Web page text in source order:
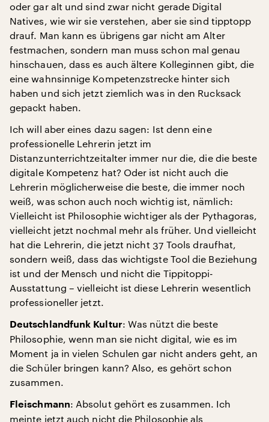
oder gar alt und sind zwar nicht gerade Digital
Natives, wie wir sie verstehen, aber sie sind tipptopp
drauf. Man kann es übrigens gar nicht am Alter
festmachen, sondern man muss schon mal genau
hinschauen, dass es auch ältere Kolleginnen gibt, die
eine wahnsinnige Kompetenzstrecke hinter sich
haben und sich jetzt ziemlich was in den Rucksack
gepackt haben.
Ich will aber eines dazu sagen: Ist denn eine
professionelle Lehrerin jetzt im
Distanzunterrichtzeitalter immer nur die, die die beste
digitale Kompetenz hat? Oder ist nicht auch die
Lehrerin möglicherweise die beste, die immer noch
weiß, was schon auch noch wichtig ist, nämlich:
Vielleicht ist Philosophie wichtiger als der Pythagoras,
vielleicht jetzt nochmal mehr als früher. Und vielleicht
hat die Lehrerin, die jetzt nicht 37 Tools draufhat,
sondern weiß, dass das wichtigste Tool die Beziehung
ist und der Mensch und nicht die Tippitoppi-
Ausstattung – vielleicht ist diese Lehrerin wesentlich
professioneller jetzt.
Deutschlandfunk Kultur: Was nützt die beste
Philosophie, wenn man sie nicht digital, wie es im
Moment ja in vielen Schulen gar nicht anders geht, an
die Schüler bringen kann? Also, es gehört schon
zusammen.
Fleischmann: Absolut gehört es zusammen. Ich
meinte jetzt auch nicht die Philosophie als